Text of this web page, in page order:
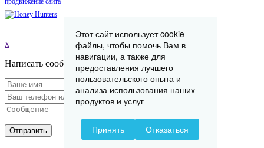
x
Написать сообщение
Отправить
Этот сайт использует cookie-
файлы, чтобы помочь Вам в
навигации, а также для
предоставления лучшего
пользовательского опыта и
анализа использования наших
продуктов и услуг
Принять Отказаться